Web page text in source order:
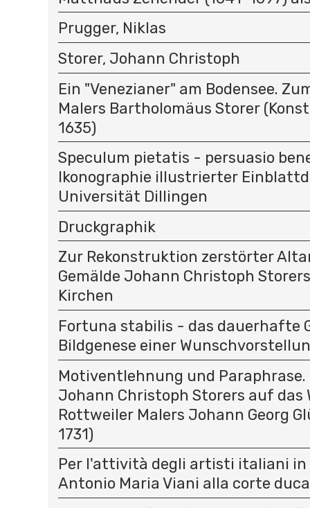
Prugger, Niklas
Storer, Johann Christoph
Ein "Venezianer" am Bodensee.
Malers Bartholomäus Storer
1635)
Speculum pietatis - persuasio
Ikonographie illustrierter
Universität Dillingen
Druckgraphik
Zur Rekonstruktion zerstörter
Gemälde Johann Christoph
Kirchen
Fortuna stabilis - das dauerhafte
Bildgenese einer
Motiventlehnung und Paraphrase.
Johann Christoph Storers auf das
Rottweiler Malers Johann Georg
1731)
Per l'attività degli artisti italiani in
Antonio Maria Viani alla corte